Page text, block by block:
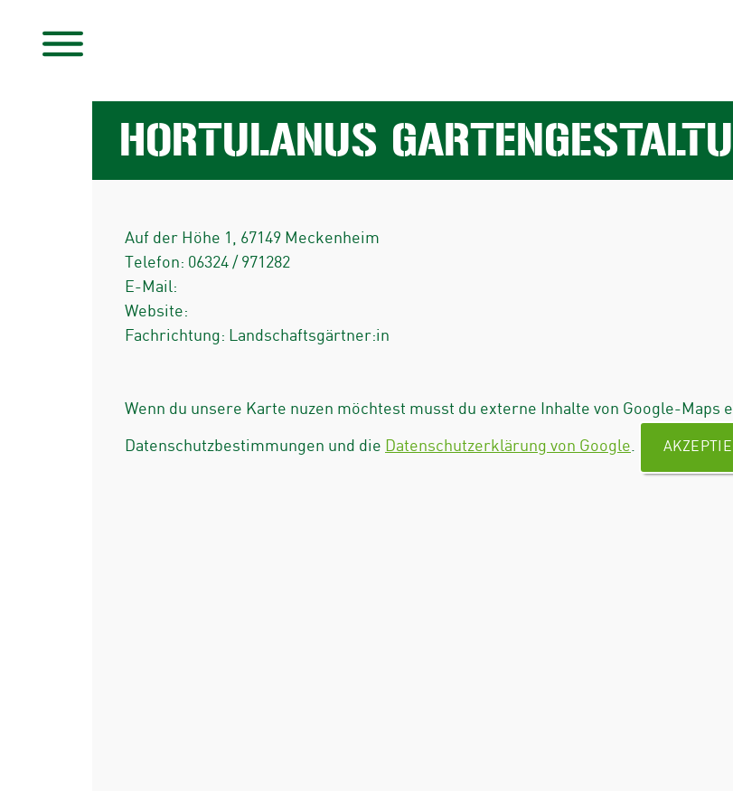
HORTULANUS
Auf der Höhe 1 67149 Meckenheim
Telefon: 06324 / 971282
E-Mail:
Website:
Fachrichtung: Landschaftsgärtner:in
Wenn du unsere Karte nuzen möchtest musst du externe Inhalte von Google-Maps
Datenschutzbestimmungen und die Datenschutzerklärung von Google